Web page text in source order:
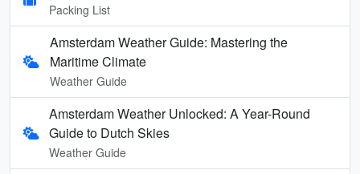
Packing List
Amsterdam Weather Guide: Mastering the
Maritime Climate
Weather Guide
Amsterdam Weather Unlocked: A Year-Round
Guide to Dutch Skies
Weather Guide